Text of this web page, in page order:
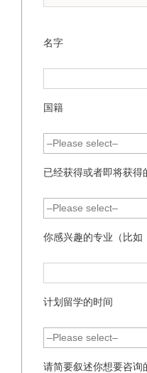
名字
国籍
已经获得或者即将获得
你感兴趣的专业（比如
计划留学的时间
请简要叙述你想要咨询